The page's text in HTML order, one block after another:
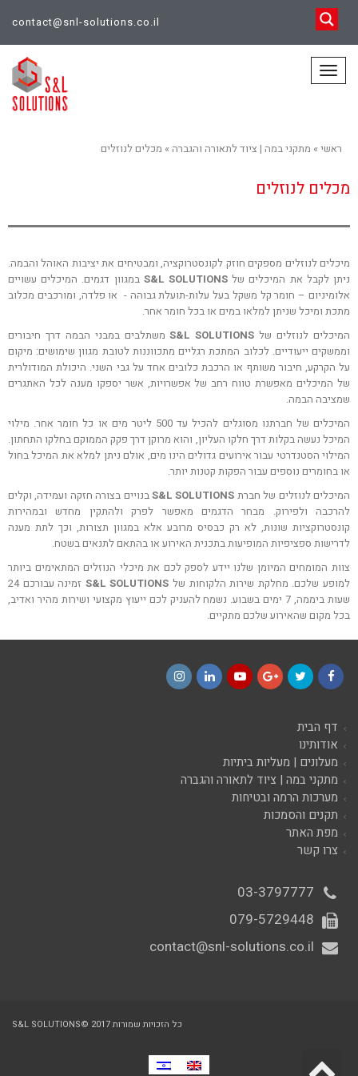
contact@snl-solutions.co.il
תפריט
ראשי» מתקני במה | ציוד לתאורה והגברה » מכלים לנוזלים
מכלים לנוזלים
מיכלים לנוזלים מספקים חוזק לקונסטרוקציה, ומבטיחים את יציבות האוהל והבמה.
ניתן לקבל את המיכלים של S&L SOLUTIONS במגוון דגמים. המיכלים עשויים
אלומיניום – חומר קל משקל בעל עלות-תועלת גבוהה - או פלדה, ומורכבים מכלוב
מתכת ומיכל שניתן למלאו במים או בכל חומר אחר.
המיכלים לנוזלים של S&L SOLUTIONSמשתלבים במבני הבמה דרך חיבורים
וממשקים ייעודיים. לכלוב המתכת רגליים מתכווננות לטובת מגוון שימושים: מיקום
על הקרקע, חיבור משותף או הרכבת כלובים אחד על גבי השני. היכולת המודולרית
של המיכלים מאפשרת טווח רחב של אפשרויות, אשר יספקו מענה לכל האתגרים
שמציבה הבמה.
המיכלים של חברתנו מסוגלים להכיל עד 500 ליטר מים או כל חומר אחר. מילוי
המיכל נעשה בקלות דרך חלקו העליון, והוא מרוקן דרך פקק הממוקם בחלקו התחתון.
המילוי הסטנדרטי עבור אירועים גדולים הינו מים, אולם ניתן למלא את המיכל בחול
או בחומרים נוספים עבור הפקות קטנות יותר.
המיכלים לנוזלים של חברת S&L SOLUTIONSבנויים בצורה חזקה ועמידה, וקלים
להרכבה ולפירוק. מבחר הדגמים מאפשר לפרק ולהתקין מחדש ובמהירות
קונסטרוקציות שונות, לא רק כבסיס מרובע אלא במגוון תצורות, וכך לתת מענה
לדרישות ספציפיות המופיעות בתכנית האירוע או בהתאם לתנאים בשטח.
צוות המומחים המיומן שלנו יידע לספק לכם את מיכלי הנוזלים המתאימים ביותר
למופע שלכם. מחלקת שירות הלקוחות של S&L SOLUTIONS
זמינה עבורכם 24
שעות ביממה, 7 ימים בשבוע. נשמח להעניק לכם ייעוץ מקצועי ושירות מהיר ואדיב,
בכל מקום שהאירוע שלכם מתקיים.
דף הבית
אודותינו
מעלונים | מעליות ביתיות
מתקני במה | ציוד לתאורה והגברה
מערכות הרמה ובטיחות
תקנים והסמכות
מפת האתר
צרו קשר
03-3797777
079-5729448
contact@snl-solutions.co.il
כל הזכויות שמורות 2017 ©S&L SOLUTIONS